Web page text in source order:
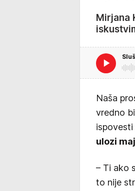
Mirjana
Naša
vredno
ispovesti
ulozi
– Ti ako
to nije